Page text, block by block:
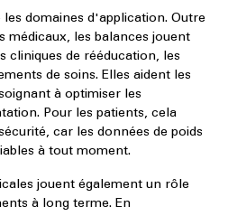
domaines d'application. Outre
médicaux, les balances jouent
cliniques de rééducation, les
de soins. Elles aident les
à optimiser les
Pour les patients, cela
car les données de poids
à tout moment.
jouent également un rôle
à long terme. En